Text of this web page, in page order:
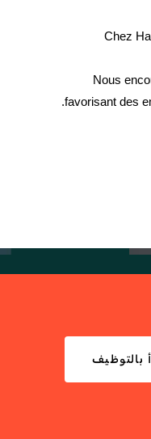
Chez
Nous
favorisant des
بالتوظيف